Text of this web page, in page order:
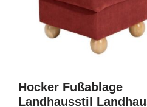
Hocker Fußablage
Landhausstil